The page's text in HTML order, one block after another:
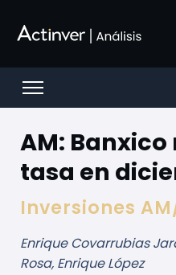
Open menu
AM:
tasa en
Inversiones
Enrique Covarrubias
Rosa, Enrique López